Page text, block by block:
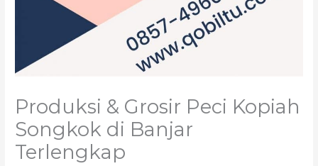
Produksi & Grosir Peci Kopiah
Songkok di Banjar
Terlengkap